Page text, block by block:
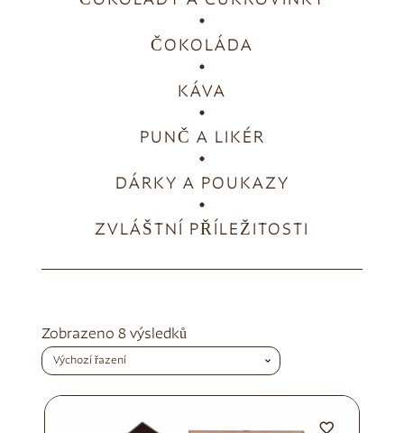
ČOKOLÁDA
KÁVA
PUNČ A LIKÉR
DÁRKY A POUKAZY
ZVLÁŠTNÍ PŘÍLEŽITOSTI
Zobrazeno 8 výsledků